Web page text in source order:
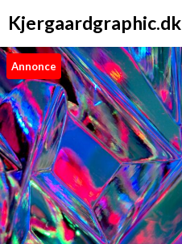
Kjergaardgraphic.dk
Annonce